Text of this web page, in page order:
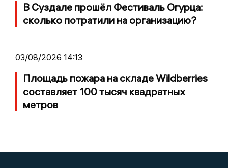
В Суздале прошёл Фестиваль Огурца:
сколько потратили на организацию?
03/08/2026 14:13
Площадь пожара на складе Wildberries
составляет 100 тысяч квадратных
метров